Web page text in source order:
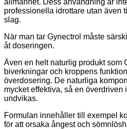
professionella idrottare utan även
slag.
När man tar Gynectrol måste
åt doseringen.
Även en helt naturlig produkt som
biverkningar och kroppens
överdosering. De naturliga
mycket effektiva, så en överdriven
undvikas.
Formulan innehåller till exempel
för att orsaka ångest och